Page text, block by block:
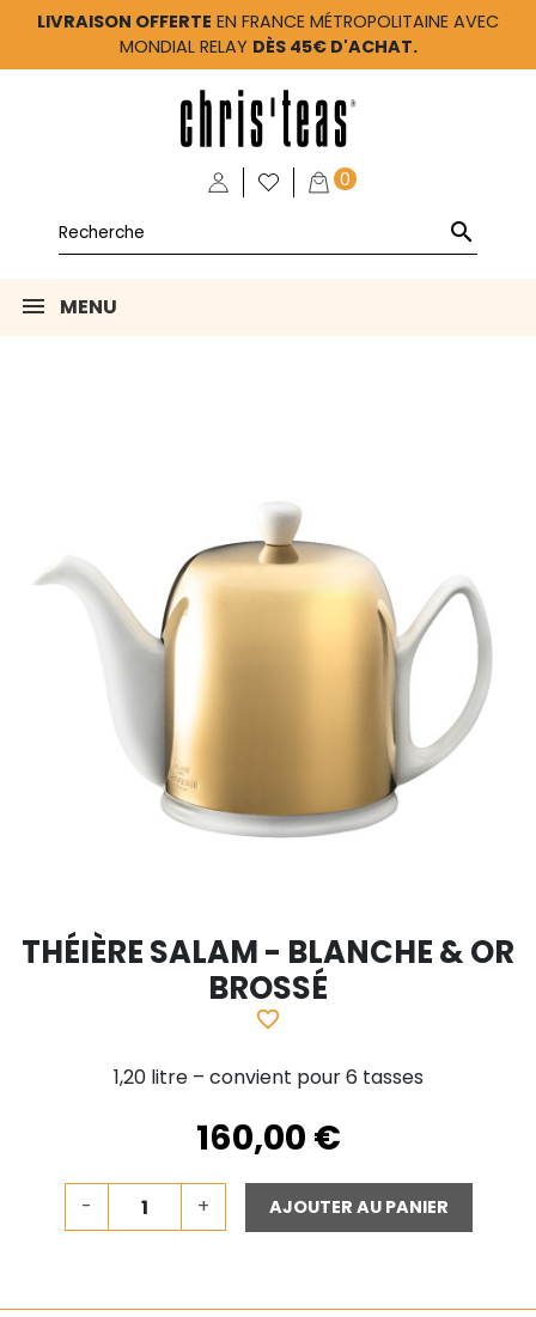
LIVRAISON OFFERTE EN FRANCE MÉTROPOLITAINE AVEC
MONDIAL RELAY DÈS 45€ D'ACHAT.
0

MENU
THÉIÈRE SALAM - BLANCHE & OR
BROSSÉ
favorite_border
1,20 litre – convient pour 6 tasses
160,00 €
- + AJOUTER AU PANIER